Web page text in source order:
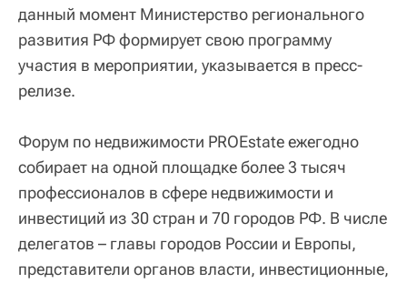
данный момент Министерство регионального
развития РФ формирует свою программу
участия в мероприятии, указывается в пресс-
релизе.
Форум по недвижимости PROEstate ежегодно
собирает на одной площадке более 3 тысяч
профессионалов в сфере недвижимости и
инвестиций из 30 стран и 70 городов РФ. В числе
делегатов – главы городов России и Европы,
представители органов власти, инвестиционные,